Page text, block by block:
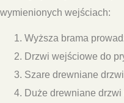
wymienionych wejściach:
Wyższa brama
Drzwi wejściowe do
Szare drewniane
Duże drewniane